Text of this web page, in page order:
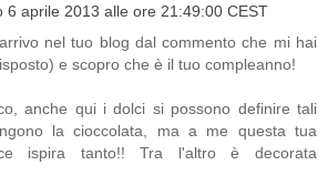
6 aprile 2013 alle ore 21:49:00 CEST
nel tuo blog dal commento che mi hai
e scopro che è il tuo compleanno!
anche qui i dolci si possono definire tali
la cioccolata, ma a me questa tua
ispira tanto!! Tra l'altro è decorata